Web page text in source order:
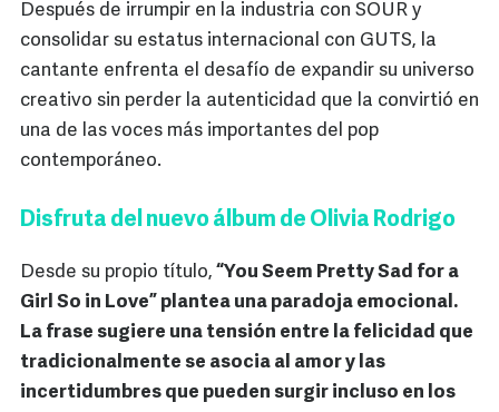
Después de irrumpir en la industria con SOUR y
consolidar su estatus internacional con GUTS, la
cantante enfrenta el desafío de expandir su universo
creativo sin perder la autenticidad que la convirtió en
una de las voces más importantes del pop
contemporáneo.
Disfruta del nuevo álbum de Olivia Rodrigo
Desde su propio título, “You Seem Pretty Sad for a
Girl So in Love” plantea una paradoja emocional.
La frase sugiere una tensión entre la felicidad que
tradicionalmente se asocia al amor y las
incertidumbres que pueden surgir incluso en los